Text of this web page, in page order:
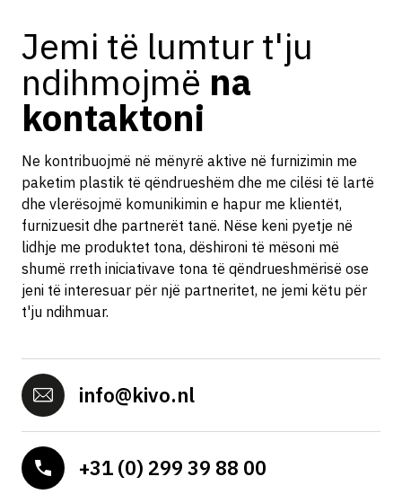
Jemi të lumtur t'ju
ndihmojmë na
kontaktoni
Ne kontribuojmë në mënyrë aktive në furnizimin me
paketim plastik të qëndrueshëm dhe me cilësi të lartë
dhe vlerësojmë komunikimin e hapur me klientët,
furnizuesit dhe partnerët tanë. Nëse keni pyetje në
lidhje me produktet tona, dëshironi të mësoni më
shumë rreth iniciativave tona të qëndrueshmërisë ose
jeni të interesuar për një partneritet, ne jemi këtu për
t'ju ndihmuar.
info@kivo.nl
+31 (0) 299 39 88 00